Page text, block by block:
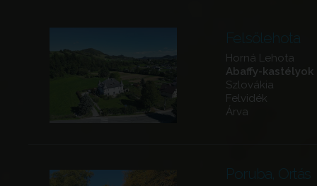
Felsőlehota
Horná Lehota
Abaffy-kastélyok
Szlovákia
Felvidék
Árva
Poruba, Ortás